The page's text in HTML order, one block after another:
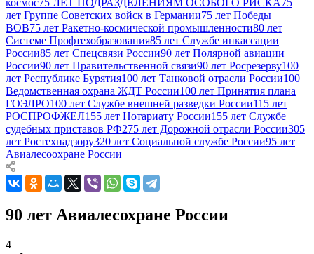
космос75 ЛЕТ ПОДРАЗДЕЛЕНИЯМ ОСОБОГО РИСКА75
лет Группе Советских войск в Германии75 лет Победы
ВОВ75 лет Ракетно-космической промышленности80 лет
Системе Профтехобразования85 лет Службе инкассации
России85 лет Спецсвязи России90 лет Полярной авиации
России90 лет Правительственной связи90 лет Росрезерву100
лет Республике Бурятия100 лет Танковой отрасли России100
Ведомственная охрана ЖДТ России100 лет Принятия плана
ГОЭЛРО100 лет Службе внешней разведки России115 лет
РОСПРОФЖЕЛ155 лет Нотариату России155 лет Службе
судебных приставов РФ275 лет Дорожной отрасли России305
лет Ростехнадзору320 лет Социальной службе России95 лет
Авиалесоохране России
90 лет Авиалесохране России
4